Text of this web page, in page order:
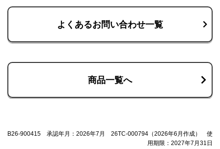
よくあるお問い合わせ一覧
商品一覧へ
B26-900415 承認年月：2026年7月 26TC-000794（2026年6月作成） 使
用期限：2027年7月31日